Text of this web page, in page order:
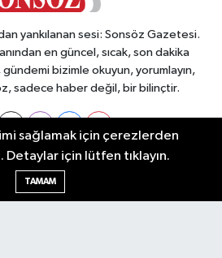
yankılanan sesi: Sonsöz Gazetesi.
en güncel, sıcak, son dakika
bizimle okuyun, yorumlayın,
sadece haber değil, bir bilinçtir.
sağlamak için çerezlerden
Detaylar için lütfen tıklayın.
TAMAM